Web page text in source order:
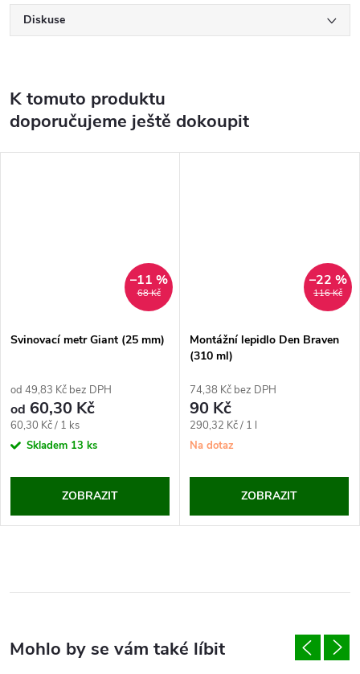
Diskuse
K tomuto produktu
doporučujeme ještě dokoupit
68 Kč
–11 %
Svinovací metr Giant (25 mm)
od 49,83 Kč bez DPH
od 60,30 Kč
Měrná
cena:
60,30 Kč / 1 ks
Skladem 13 ks
ZOBRAZIT
116 Kč
–22 %
Montážní lepidlo Den Braven
(310 ml)
74,38 Kč bez DPH
90 Kč
Měrná
cena:
290,32 Kč / 1 l
Na dotaz
ZOBRAZIT